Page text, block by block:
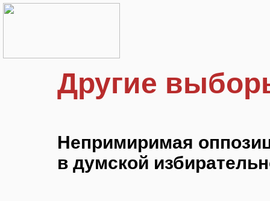
Другие
Непримиримая
в думской